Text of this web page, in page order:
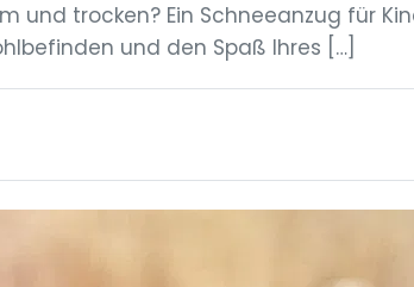
und trocken? Ein Schneeanzug für
und den Spaß Ihres […]